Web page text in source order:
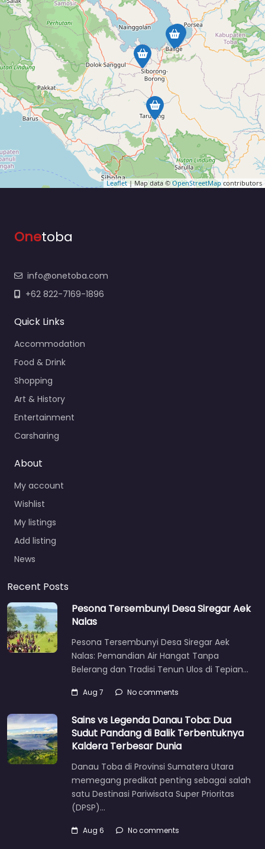
Leaflet| Map data ©OpenStreetMapcontributors
Onetoba
info@onetoba.com
+62 822-7169-1896
Quick Links
Accommodation
Food & Drink
Shopping
Art & History
Entertainment
Carsharing
About
My account
Wishlist
My listings
Add listing
News
Recent Posts
Pesona Tersembunyi Desa Siregar Aek
Nalas
Pesona Tersembunyi Desa Siregar Aek
Nalas: Pemandian Air Hangat Tanpa
Belerang dan Tradisi Tenun Ulos di Tepian…
Aug 7 No comments
Sains vs Legenda Danau Toba: Dua
Sudut Pandang di Balik Terbentuknya
Kaldera Terbesar Dunia
Danau Toba di Provinsi Sumatera Utara
memegang predikat penting sebagai salah
satu Destinasi Pariwisata Super Prioritas
(DPSP)…
Aug 6 No comments